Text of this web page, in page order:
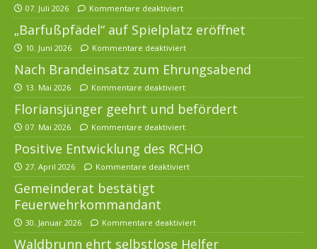
07. Juli 2026 Kommentare deaktiviert
„Barfußpfädel“ auf Spielplatz eröffnet
10. Juni 2026 Kommentare deaktiviert
Nach Brandeinsatz zum Ehrungsabend
13. Mai 2026 Kommentare deaktiviert
Floriansjünger geehrt und befördert
07. Mai 2026 Kommentare deaktiviert
Positive Entwicklung des RCHO
27. April 2026 Kommentare deaktiviert
Gemeinderat bestätigt
Feuerwehrkommandant
30. Januar 2026 Kommentare deaktiviert
Waldbrunn ehrt selbstlose Helfer